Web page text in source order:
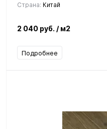
Страна: Китай
2 040 руб. / м2
Подробнее